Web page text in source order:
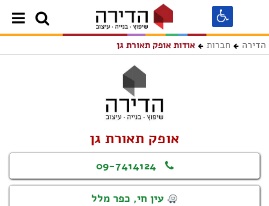
הדירה חברות אודות אופק תאורת גן
אופק תאורת גן
09-7414124
עין חי, כפר מלל